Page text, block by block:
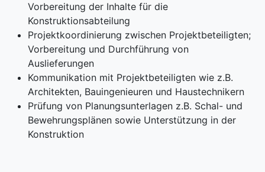
Vorbereitung der Inhalte für die
Konstruktionsabteilung
Projektkoordinierung zwischen Projektbeteiligten;
Vorbereitung und Durchführung von
Auslieferungen
Kommunikation mit Projektbeteiligten wie z.B.
Architekten, Bauingenieuren und Haustechnikern
Prüfung von Planungsunterlagen z.B. Schal- und
Bewehrungsplänen sowie Unterstützung in der
Konstruktion